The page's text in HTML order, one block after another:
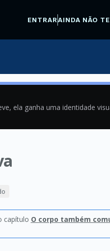
ENTRARAINDA NÃO
ela ganha uma identidade
capítulo O corpo também